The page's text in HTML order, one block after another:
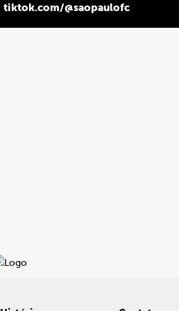
tiktok.com/@saopaulofc